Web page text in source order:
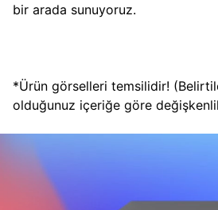
bir arada sunuyoruz.
*Ürün görselleri temsilidir!
olduğunuz içeriğe göre